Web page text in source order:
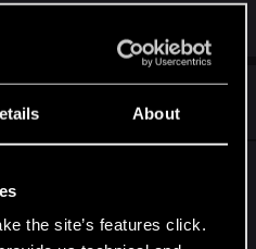
About
the site’s features click.
Nov 2, 2022
было и в оригинале.
вернуть